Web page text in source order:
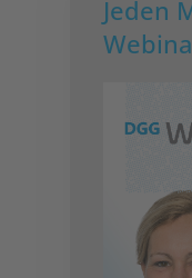
Jeden